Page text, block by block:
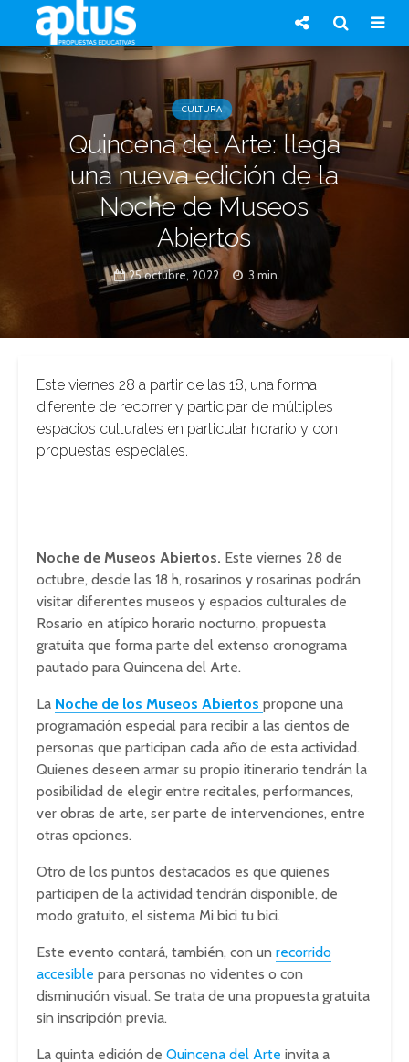
CULTURA
Quincena del Arte: llega
una nueva edición de la
Noche de Museos
Abiertos
25 octubre, 2022 3 min.
Este viernes 28 a partir de las 18, una forma
diferente de recorrer y participar de múltiples
espacios culturales en particular horario y con
propuestas especiales.
Noche de Museos Abiertos. Este viernes 28 de
octubre, desde las 18 h, rosarinos y rosarinas podrán
visitar diferentes museos y espacios culturales de
Rosario en atípico horario nocturno, propuesta
gratuita que forma parte del extenso cronograma
pautado para Quincena del Arte.
La Noche de los Museos Abiertos propone una
programación especial para recibir a las cientos de
personas que participan cada año de esta actividad.
Quienes deseen armar su propio itinerario tendrán la
posibilidad de elegir entre recitales, performances,
ver obras de arte, ser parte de intervenciones, entre
otras opciones.
Otro de los puntos destacados es que quienes
participen de la actividad tendrán disponible, de
modo gratuito, el sistema Mi bici tu bici.
Este evento contará, también, con un recorrido
accesible para personas no videntes o con
disminución visual. Se trata de una propuesta gratuita
sin inscripción previa.
La quinta edición de Quincena del Arte invita a